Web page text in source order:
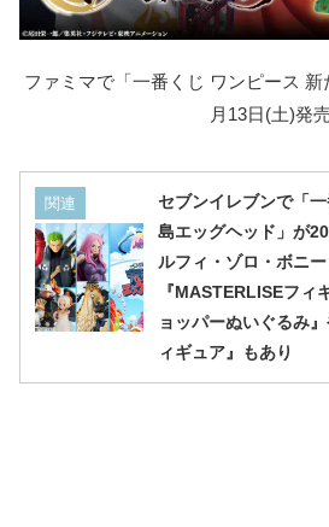
ファミマで「一番くじ ワンピース
月13日(土)発売
関連
セブンイレブンで「
島エッグヘッド」が
ルフィ・ゾロ・ボニ
『MASTERLISEフィ
ョッパーぬいぐるみ
ィギュア』もあり